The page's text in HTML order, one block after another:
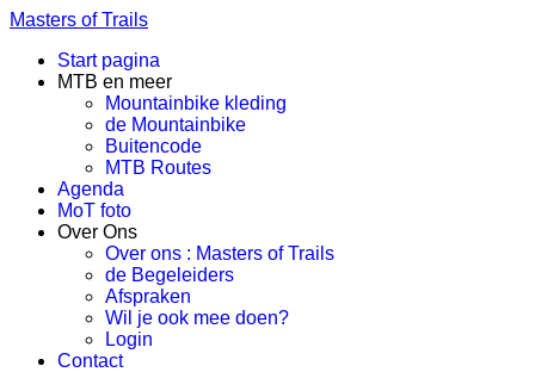
Masters of Trails
Start pagina
MTB en meer
Mountainbike kleding
de Mountainbike
Buitencode
MTB Routes
Agenda
MoT foto
Over Ons
Over ons : Masters of Trails
de Begeleiders
Afspraken
Wil je ook mee doen?
Login
Contact